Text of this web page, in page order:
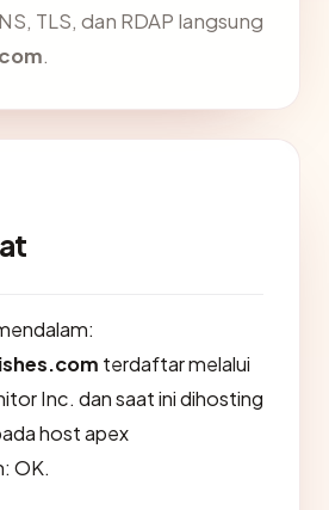
TLS, dan RDAP langsung
.
terdaftar melalui
Inc. dan saat ini dihosting
host apex
OK.